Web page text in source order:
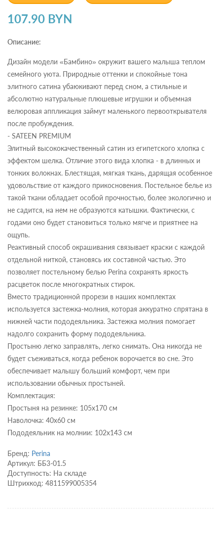
107.90 BYN
Описание:
Дизайн модели «Бамбино» окружит вашего малыша теплом
семейного уюта. Природные оттенки и спокойные тона
элитного сатина убаюкивают перед сном, а стильные и
абсолютно натуральные плюшевые игрушки и объемная
велюровая аппликация займут маленького первооткрывателя
после пробуждения.
- SATEEN PREMIUM
Элитный высококачественный сатин из египетского хлопка с
эффектом шелка. Отличие этого вида хлопка - в длинных и
тонких волокнах. Блестящая, мягкая ткань, дарящая особенное
удовольствие от каждого прикосновения. Постельное белье из
такой ткани обладает особой прочностью, более экологично и
не садится, на нем не образуются катышки. Фактически, с
годами оно будет становиться только мягче и приятнее на
ощупь.
Реактивный способ окрашивания связывает краски с каждой
отдельной ниткой, становясь их составной частью. Это
позволяет постельному белью Perina сохранять яркость
расцветок после многократных стирок.
Вместо традиционной прорези в наших комплектах
используется застежка-молния, которая аккуратно спрятана в
нижней части пододеяльника. Застежка молния помогает
надолго сохранить форму пододеяльника.
Простыню легко заправлять, легко снимать. Она никогда не
будет съеживаться, когда ребенок ворочается во сне. Это
обеспечивает малышу больший комфорт, чем при
использовании обычных простыней.
Комплектация:
Простыня на резинке: 105х170 см
Наволочка: 40х60 см
Пододеяльник на молнии: 102х143 см
Бренд: Perina
Артикул: ББ3-01.5
Доступность: На складе
Штрихкод: 4811599005354